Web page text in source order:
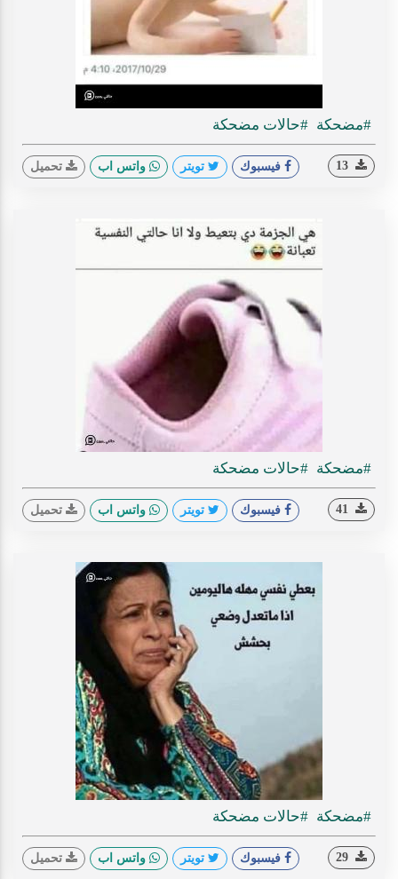
#مضحكة #حالات مضحكة
فيسبوك تويتر واتس اب تحميل
#مضحكة #حالات مضحكة
فيسبوك تويتر واتس اب تحميل
#مضحكة #حالات مضحكة
فيسبوك تويتر واتس اب تحميل